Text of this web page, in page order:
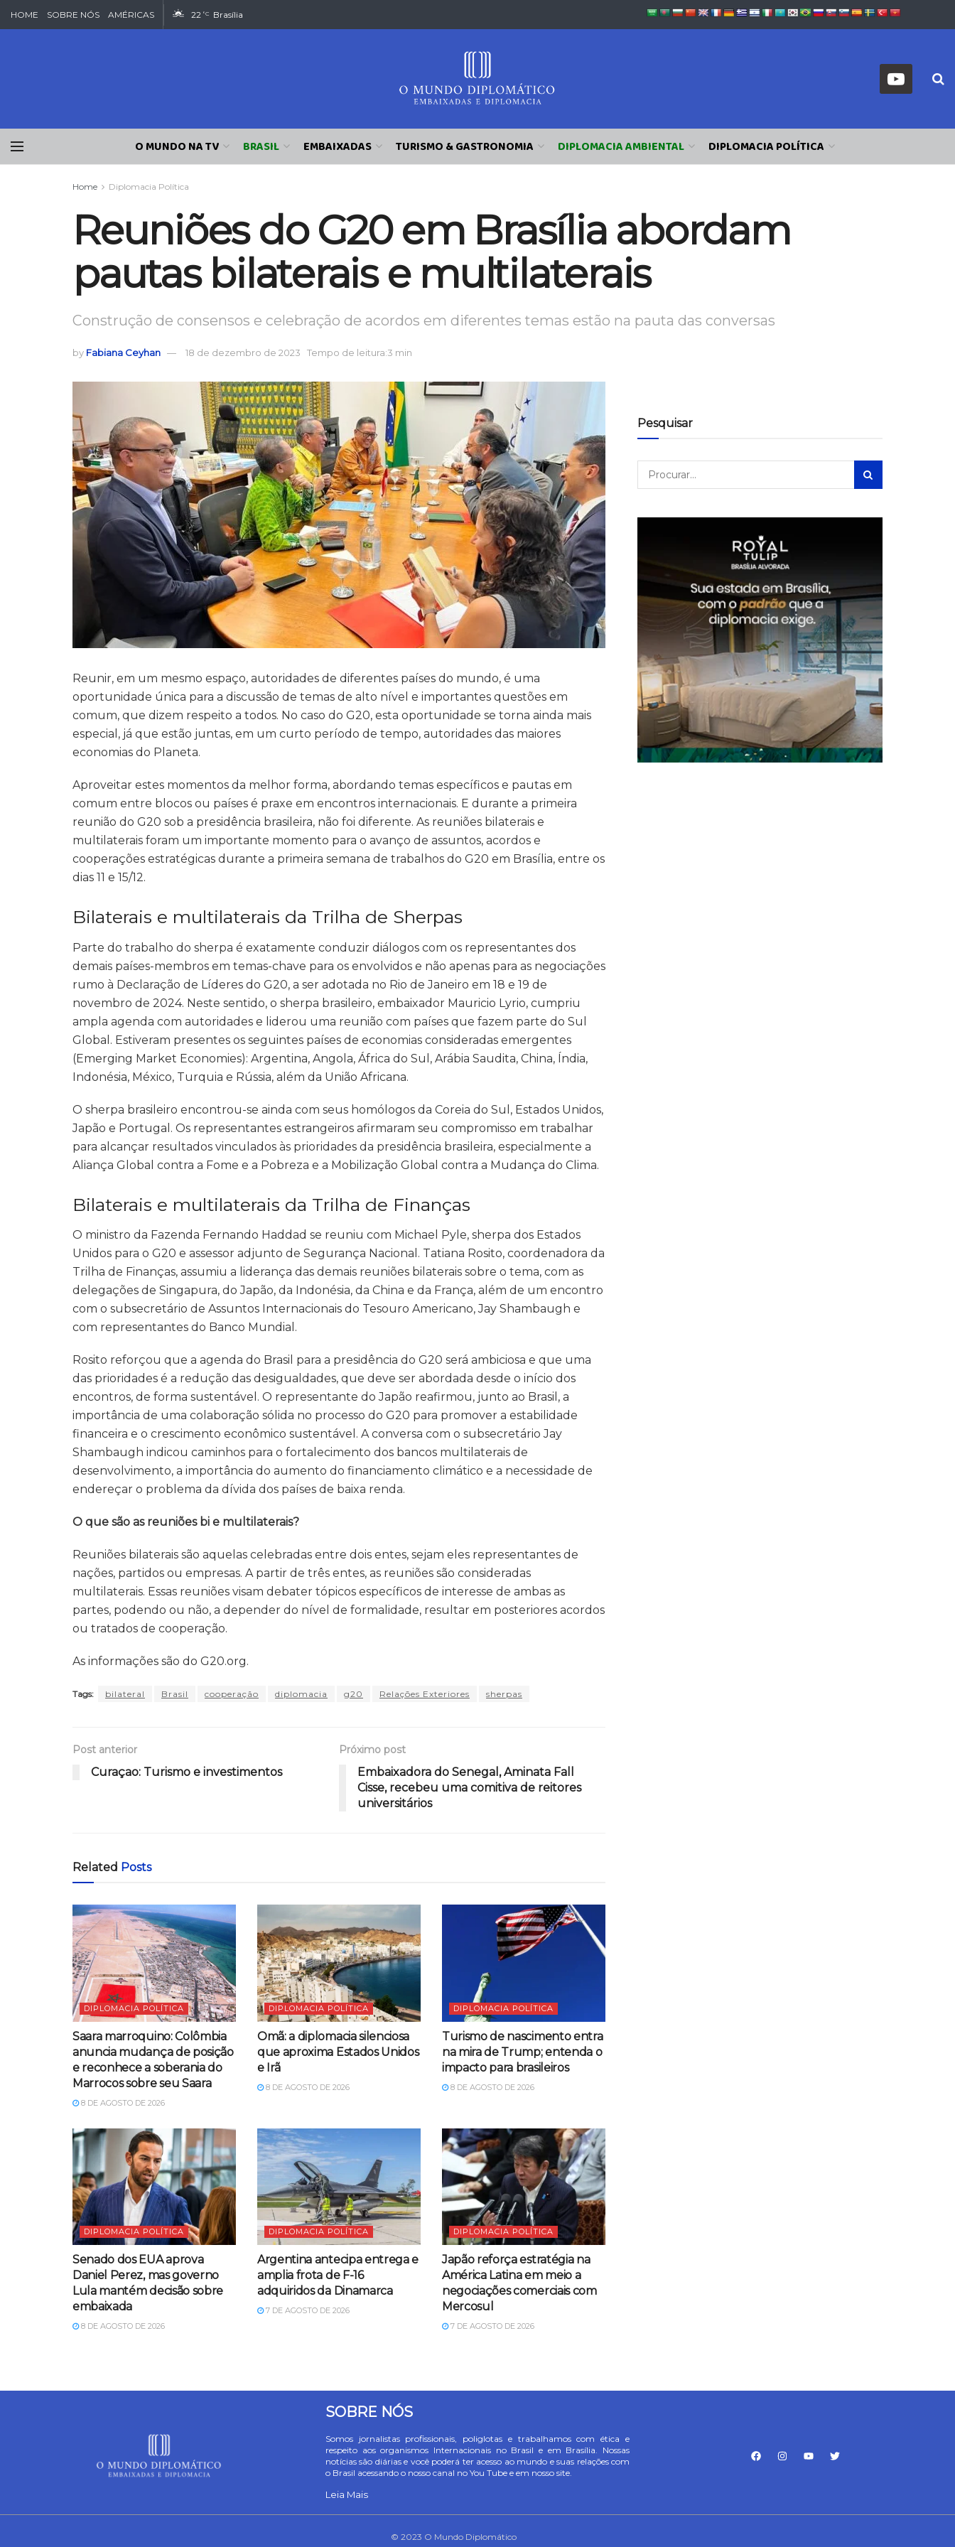
HOME SOBRE NÓS AMÉRICAS 22 °C Brasília
O MUNDO NA TV BRASIL EMBAIXADAS TURISMO & GASTRONOMIA DIPLOMACIA AMBIENTAL DIPLOMACIA POLÍTICA
Home Diplomacia Política
Reuniões do G20 em Brasília abordam
pautas bilaterais e multilaterais
Construção de consensos e celebração de acordos em diferentes temas estão na pauta das conversas
by Fabiana Ceyhan 18 de dezembro de 2023 Tempo de leitura:3 min
Reunir, em um mesmo espaço, autoridades de diferentes países do mundo, é uma
oportunidade única para a discussão de temas de alto nível e importantes questões em
comum, que dizem respeito a todos. No caso do G20, esta oportunidade se torna ainda mais
especial, já que estão juntas, em um curto período de tempo, autoridades das maiores
economias do Planeta.
Aproveitar estes momentos da melhor forma, abordando temas específicos e pautas em
comum entre blocos ou países é praxe em encontros internacionais. E durante a primeira
reunião do G20 sob a presidência brasileira, não foi diferente. As reuniões bilaterais e
multilaterais foram um importante momento para o avanço de assuntos, acordos e
cooperações estratégicas durante a primeira semana de trabalhos do G20 em Brasília, entre os
dias 11 e 15/12.
Bilaterais e multilaterais da Trilha de Sherpas
Parte do trabalho do sherpa é exatamente conduzir diálogos com os representantes dos
demais países-membros em temas-chave para os envolvidos e não apenas para as negociações
rumo à Declaração de Líderes do G20, a ser adotada no Rio de Janeiro em 18 e 19 de
novembro de 2024. Neste sentido, o sherpa brasileiro, embaixador Mauricio Lyrio, cumpriu
ampla agenda com autoridades e liderou uma reunião com países que fazem parte do Sul
Global. Estiveram presentes os seguintes países de economias consideradas emergentes
(Emerging Market Economies): Argentina, Angola, África do Sul, Arábia Saudita, China, Índia,
Indonésia, México, Turquia e Rússia, além da União Africana.
O sherpa brasileiro encontrou-se ainda com seus homólogos da Coreia do Sul, Estados Unidos,
Japão e Portugal. Os representantes estrangeiros afirmaram seu compromisso em trabalhar
para alcançar resultados vinculados às prioridades da presidência brasileira, especialmente a
Aliança Global contra a Fome e a Pobreza e a Mobilização Global contra a Mudança do Clima.
Bilaterais e multilaterais da Trilha de Finanças
O ministro da Fazenda Fernando Haddad se reuniu com Michael Pyle, sherpa dos Estados
Unidos para o G20 e assessor adjunto de Segurança Nacional. Tatiana Rosito, coordenadora da
Trilha de Finanças, assumiu a liderança das demais reuniões bilaterais sobre o tema, com as
delegações de Singapura, do Japão, da Indonésia, da China e da França, além de um encontro
com o subsecretário de Assuntos Internacionais do Tesouro Americano, Jay Shambaugh e
com representantes do Banco Mundial.
Rosito reforçou que a agenda do Brasil para a presidência do G20 será ambiciosa e que uma
das prioridades é a redução das desigualdades, que deve ser abordada desde o início dos
encontros, de forma sustentável. O representante do Japão reafirmou, junto ao Brasil, a
importância de uma colaboração sólida no processo do G20 para promover a estabilidade
financeira e o crescimento econômico sustentável. A conversa com o subsecretário Jay
Shambaugh indicou caminhos para o fortalecimento dos bancos multilaterais de
desenvolvimento, a importância do aumento do financiamento climático e a necessidade de
endereçar o problema da dívida dos países de baixa renda.
O que são as reuniões bi e multilaterais?
Reuniões bilaterais são aquelas celebradas entre dois entes, sejam eles representantes de
nações, partidos ou empresas. A partir de três entes, as reuniões são consideradas
multilaterais. Essas reuniões visam debater tópicos específicos de interesse de ambas as
partes, podendo ou não, a depender do nível de formalidade, resultar em posteriores acordos
ou tratados de cooperação.
As informações são do G20.org.
Tags: bilateral Brasil cooperação diplomacia g20 Relações Exteriores sherpas
Post anterior
Curaçao: Turismo e investimentos
Próximo post
Embaixadora do Senegal, Aminata Fall
Cisse, recebeu uma comitiva de reitores
universitários
Related Posts
DIPLOMACIA POLÍTICA
Saara marroquino: Colômbia
anuncia mudança de posição
e reconhece a soberania do
Marrocos sobre seu Saara
8 DE AGOSTO DE 2026
DIPLOMACIA POLÍTICA
Omã: a diplomacia silenciosa
que aproxima Estados Unidos
e Irã
8 DE AGOSTO DE 2026
DIPLOMACIA POLÍTICA
Turismo de nascimento entra
na mira de Trump; entenda o
impacto para brasileiros
8 DE AGOSTO DE 2026
DIPLOMACIA POLÍTICA
Senado dos EUA aprova
Daniel Perez, mas governo
Lula mantém decisão sobre
embaixada
8 DE AGOSTO DE 2026
DIPLOMACIA POLÍTICA
Argentina antecipa entrega e
amplia frota de F-16
adquiridos da Dinamarca
7 DE AGOSTO DE 2026
DIPLOMACIA POLÍTICA
Japão reforça estratégia na
América Latina em meio a
negociações comerciais com
Mercosul
7 DE AGOSTO DE 2026
Pesquisar
SOBRE NÓS
Somos jornalistas profissionais, poliglotas e trabalhamos com ética e
respeito aos organismos Internacionais no Brasil e em Brasília. Nossas
notícias são diárias e você poderá ter acesso ao mundo e suas relações com
o Brasil acessando o nosso canal no You Tube e em nosso site.
Leia Mais
© 2023 O Mundo Diplomático